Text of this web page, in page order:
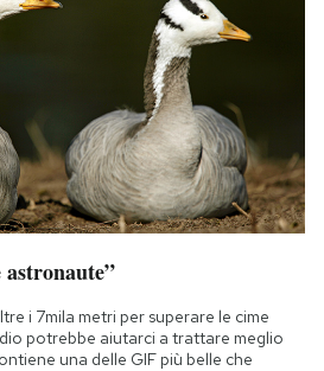
i 7mila metri per superare le cime
potrebbe aiutarci a trattare meglio
una delle GIF più belle che